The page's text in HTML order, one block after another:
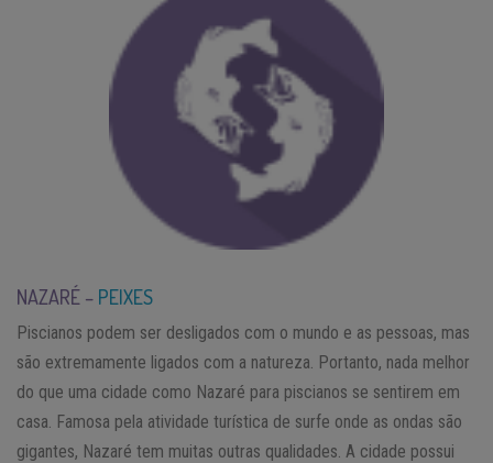
NAZARÉ – PEIXES
Piscianos podem ser desligados com o mundo e as pessoas, mas
são extremamente ligados com a natureza. Portanto, nada melhor
do que uma cidade como Nazaré para piscianos se sentirem em
casa. Famosa pela atividade turística de surfe onde as ondas são
gigantes, Nazaré tem muitas outras qualidades. A cidade possui